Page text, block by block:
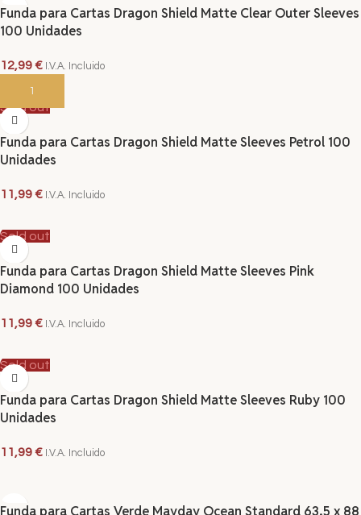
Funda para Cartas Dragon Shield Matte Clear Outer Sleeves
100 Unidades
12,99€ I.V.A. Incluido
AÑADIR AL CARRITO
Sold out
Funda para Cartas Dragon Shield Matte Sleeves Petrol 100
Unidades
11,99€ I.V.A. Incluido
Sold out
Funda para Cartas Dragon Shield Matte Sleeves Pink
Diamond 100 Unidades
11,99€ I.V.A. Incluido
Sold out
Funda para Cartas Dragon Shield Matte Sleeves Ruby 100
Unidades
11,99€ I.V.A. Incluido
Funda para Cartas Verde Mayday Ocean Standard 63,5 x 88